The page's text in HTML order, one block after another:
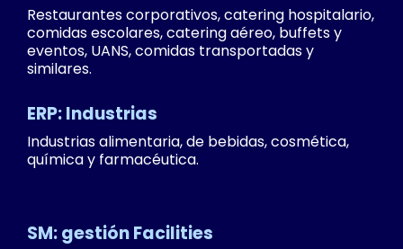
Restaurantes corporativos, catering hospitalario,
comidas escolares, catering aéreo, buffets y
eventos, UANS, comidas transportadas y
similares.
ERP: Industrias
Industrias alimentaria, de bebidas, cosmética,
química y farmacéutica.
SM: gestión Facilities